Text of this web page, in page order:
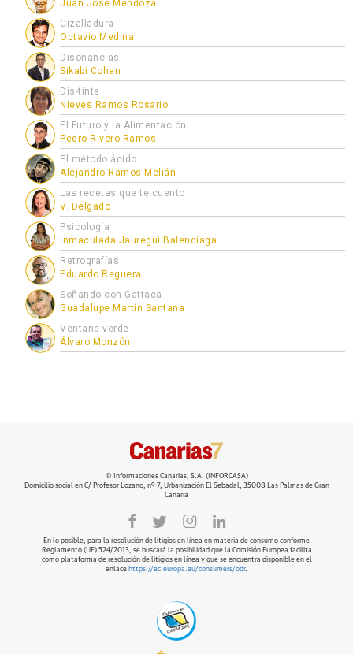
Juan José Mendoza
Cizalladura
Octavio Medina
Disonancias
Sikabi Cohen
Dis-tinta
Nieves Ramos Rosario
El Futuro y la Alimentación
Pedro Rivero Ramos
El método ácido
Alejandro Ramos Melián
Las recetas que te cuento
V. Delgado
Psicología
Inmaculada Jauregui Balenciaga
Retrografías
Eduardo Reguera
Soñando con Gattaca
Guadalupe Martín Santana
Ventana verde
Álvaro Monzón
© Informaciones Canarias, S.A. (INFORCASA)
Domicilio social en C/ Profesor Lozano, nº 7, Urbanización El Sebadal, 35008 Las Palmas de Gran
Canaria
En lo posible, para la resolución de litigios en línea en materia de consumo conforme
Reglamento (UE) 524/2013, se buscará la posibilidad que la Comisión Europea facilita
como plataforma de resolución de litigios en línea y que se encuentra disponible en el
enlace https://ec.europa.eu/consumers/odr.